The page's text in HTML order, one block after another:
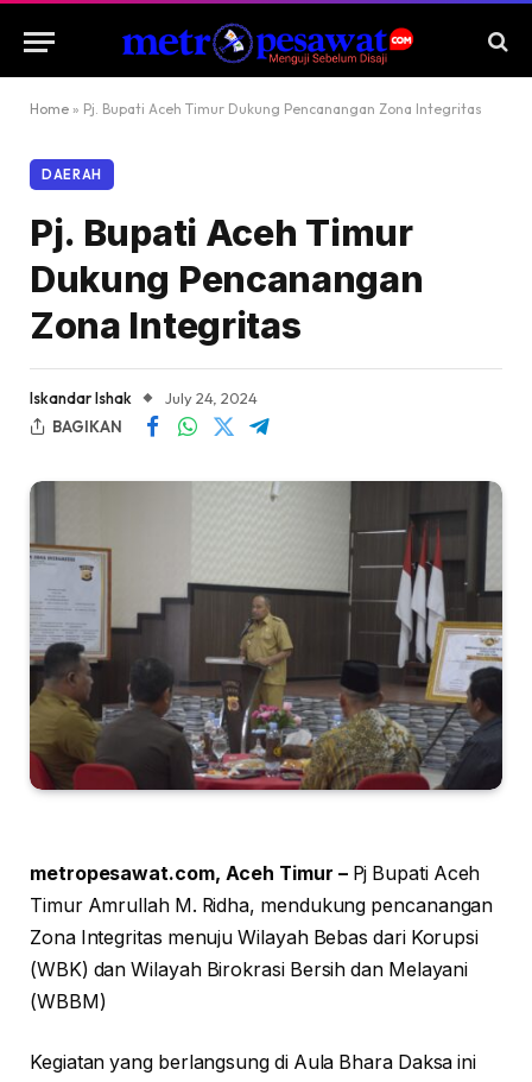
Home » Pj. Bupati Aceh Timur Dukung Pencanangan Zona Integritas
DAERAH
Pj. Bupati Aceh Timur
Dukung Pencanangan
Zona Integritas
Iskandar Ishak
July 24, 2024
BAGIKAN
metropesawat.com, Aceh Timur –Pj Bupati Aceh
Timur Amrullah M. Ridha, mendukung pencanangan
Zona Integritas menuju Wilayah Bebas dari Korupsi
(WBK) dan Wilayah Birokrasi Bersih dan Melayani
(WBBM)
Kegiatan yang berlangsung di Aula Bhara Daksa ini